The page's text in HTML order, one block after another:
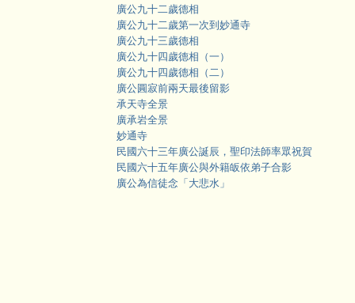
廣公九十二歲德相
廣公九十二歲第一次到妙通寺
廣公九十三歲德相
廣公九十四歲德相（一）
廣公九十四歲德相（二）
廣公圓寂前兩天最後留影
承天寺全景
廣承岩全景
妙通寺
民國六十三年廣公誕辰，聖印法師率眾祝賀
民國六十五年廣公與外籍皈依弟子合影
廣公為信徒念「大悲水」